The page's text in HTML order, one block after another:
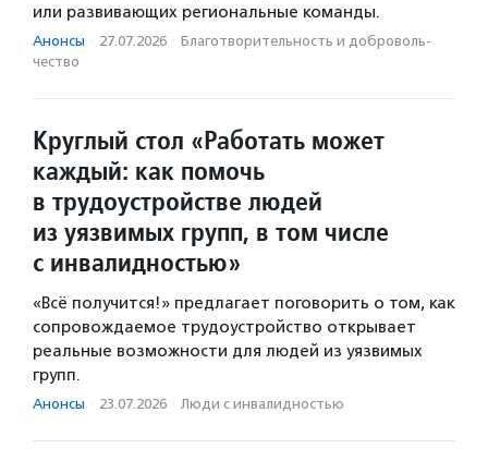
или развивающих региональные команды.
Анонсы · 27.07.2026 · Благотвори­тель­ность и доброволь­
чест­во
Круглый стол «Работать может
каждый: как помочь
в трудоустройстве людей
из уязвимых групп, в том числе
с инвалидностью»
«Всё получится!» предлагает поговорить о том, как
сопровождаемое трудоустройство открывает
реальные возможности для людей из уязвимых
групп.
Анонсы · 23.07.2026 · Люди с инвалидностью